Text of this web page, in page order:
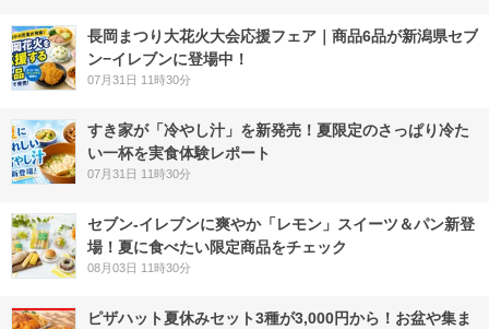
長岡まつり大花火大会応援フェア｜商品6品が新潟県セブ
ン−イレブンに登場中！
07月31日 11時30分
すき家が「冷やし汁」を新発売！夏限定のさっぱり冷た
い一杯を実食体験レポート
07月31日 11時30分
セブン‐イレブンに爽やか「レモン」スイーツ＆パン新登
場！夏に食べたい限定商品をチェック
08月03日 11時30分
ピザハット夏休みセット3種が3,000円から！お盆や集ま